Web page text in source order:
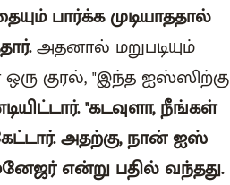
பார்க்க முடியாததால்
அதனால் மறுபடியும்
குரல், "இந்த ஐஸ்ஸிற்கு
"கடவுளா, நீங்கள்
அதற்கு, நான் ஐஸ்
என்று பதில் வந்தது.